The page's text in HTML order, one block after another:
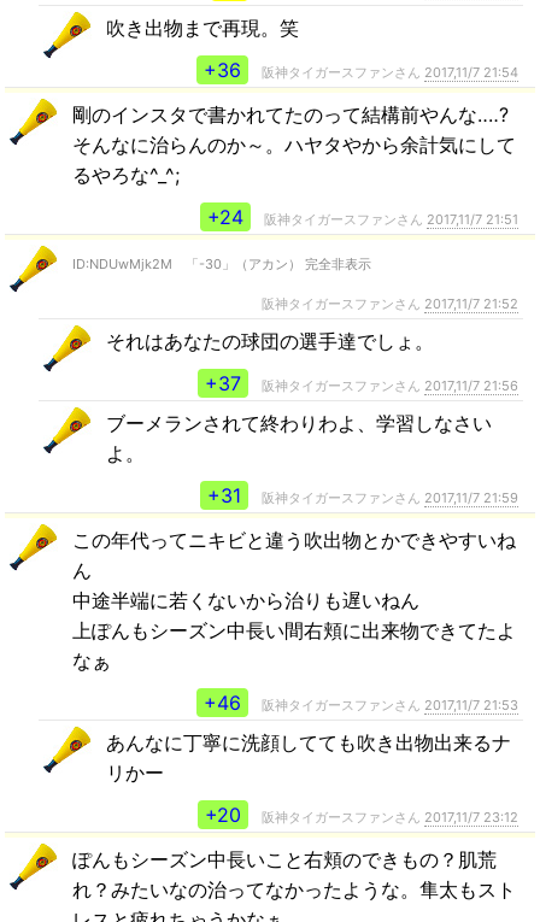
吹き出物まで再現。笑
+36
阪神タイガースファンさん 2017,11/7 21:54
剛のインスタで書かれてたのって結構前やんな‥‥?
そんなに治らんのか～。ハヤタやから余計気にして
るやろな^_^;
+24
阪神タイガースファンさん 2017,11/7 21:51
ID:NDUwMjk2M 「-30」（アカン） 完全非表示
阪神タイガースファンさん 2017,11/7 21:52
それはあなたの球団の選手達でしょ。
+37
阪神タイガースファンさん 2017,11/7 21:56
ブーメランされて終わりわよ、学習しなさい
よ。
+31
阪神タイガースファンさん 2017,11/7 21:59
この年代ってニキビと違う吹出物とかできやすいね
ん
中途半端に若くないから治りも遅いねん
上ぽんもシーズン中長い間右頬に出来物できてたよ
なぁ
+46
阪神タイガースファンさん 2017,11/7 21:53
あんなに丁寧に洗顔してても吹き出物出来るナ
リかー
+20
阪神タイガースファンさん 2017,11/7 23:12
ぽんもシーズン中長いこと右頬のできもの？肌荒
れ？みたいなの治ってなかったような。隼太もスト